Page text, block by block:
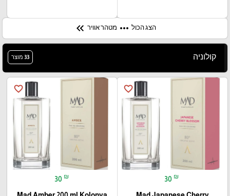
הצג הכול more_horiz מטהר אוויר keyboard_double_arrow_left
קולוניה 33 מוצר
favorite_border
30 ₪
favorite_border
30 ₪